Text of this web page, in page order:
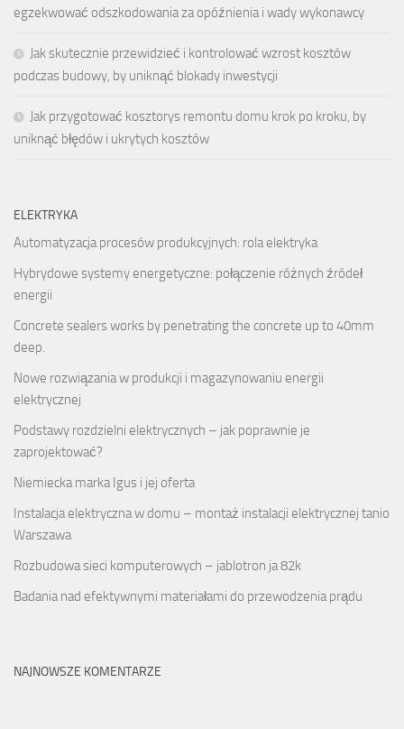
egzekwować odszkodowania za opóźnienia i wady wykonawcy
Jak skutecznie przewidzieć i kontrolować wzrost kosztów
podczas budowy, by uniknąć blokady inwestycji
Jak przygotować kosztorys remontu domu krok po kroku, by
uniknąć błędów i ukrytych kosztów
ELEKTRYKA
Automatyzacja procesów produkcyjnych: rola elektryka
Hybrydowe systemy energetyczne: połączenie różnych źródeł
energii
Concrete sealersworks by penetrating the concrete up to 40mm
deep.
Nowe rozwiązania w produkcji i magazynowaniu energii
elektrycznej
Podstawy rozdzielni elektrycznych – jak poprawnie je
zaprojektować?
Niemiecka marka Igus i jej oferta
Instalacja elektryczna w domu – montaż instalacji elektrycznej tanio
Warszawa
Rozbudowa sieci komputerowych – jablotron ja 82k
Badania nad efektywnymi materiałami do przewodzenia prądu
NAJNOWSZE KOMENTARZE